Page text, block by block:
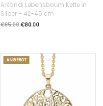
Arkandi Lebensbaum Kette in
Silber – 42-45 cm
€85.00 €80.00
ANGEBOT